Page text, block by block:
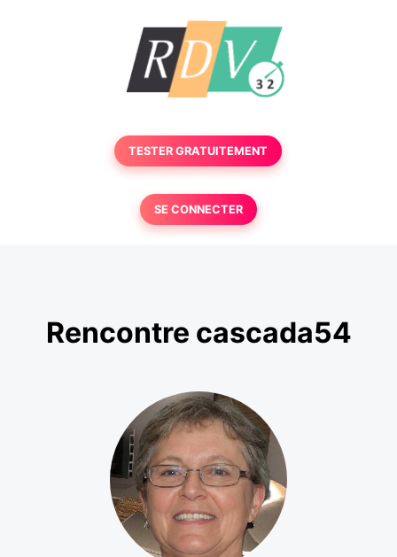
TESTER GRATUITEMENT
SE CONNECTER
Rencontre cascada54